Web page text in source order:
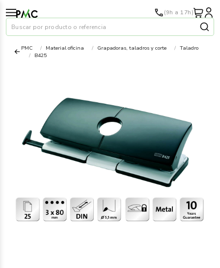
Material oficina
Audiovisuales
›
Impresoras ›
(9h a 17h)
Buscar por producto o referencia
PMC Material oficina Grapadoras, taladros y corte
Taladro
B425